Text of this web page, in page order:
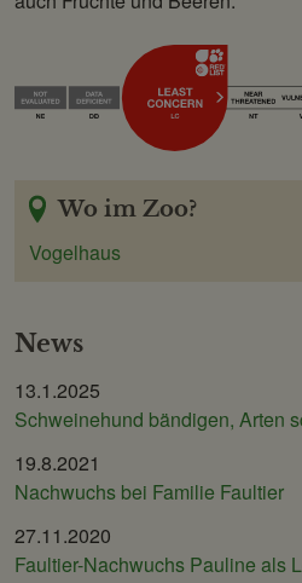
Wo im Zoo?
Vogelhaus
News
13.1.2025
Schweinehund bändigen, Arten
19.8.2021
Nachwuchs bei Familie Faultier
27.11.2020
Faultier-Nachwuchs Pauline als